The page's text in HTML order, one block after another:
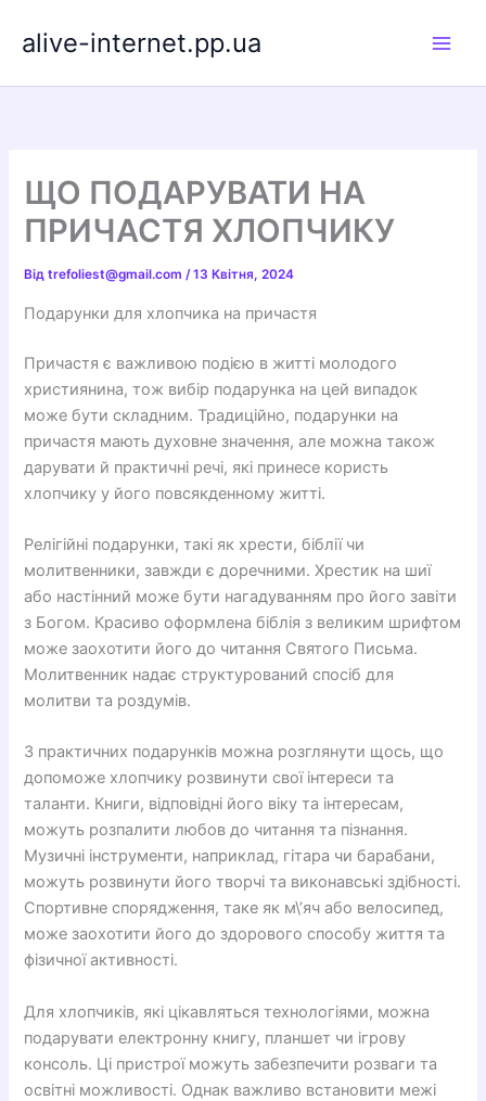
alive-internet.pp.ua
ЩО ПОДАРУВАТИ НА
ПРИЧАСТЯ ХЛОПЧИКУ
Відtrefoliest@gmail.com/13 Квітня, 2024
Подарунки для хлопчика на причастя
Причастя є важливою подією в житті молодого
християнина, тож вибір подарунка на цей випадок
може бути складним. Традиційно, подарунки на
причастя мають духовне значення, але можна також
дарувати й практичні речі, які принесе користь
хлопчику у його повсякденному житті.
Релігійні подарунки, такі як хрести, біблії чи
молитвенники, завжди є доречними. Хрестик на шиї
або настінний може бути нагадуванням про його завіти
з Богом. Красиво оформлена біблія з великим шрифтом
може заохотити його до читання Святого Письма.
Молитвенник надає структурований спосіб для
молитви та роздумів.
З практичних подарунків можна розглянути щось, що
допоможе хлопчику розвинути свої інтереси та
таланти. Книги, відповідні його віку та інтересам,
можуть розпалити любов до читання та пізнання.
Музичні інструменти, наприклад, гітара чи барабани,
можуть розвинути його творчі та виконавські здібності.
Спортивне спорядження, таке як м\’яч або велосипед,
може заохотити його до здорового способу життя та
фізичної активності.
Для хлопчиків, які цікавляться технологіями, можна
подарувати електронну книгу, планшет чи ігрову
консоль. Ці пристрої можуть забезпечити розваги та
освітні можливості. Однак важливо встановити межі